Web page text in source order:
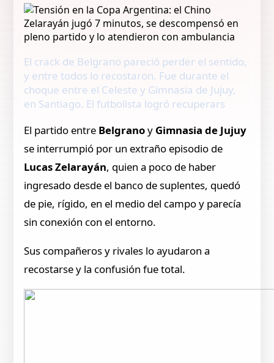
El crack de Belgrano pareció perder el sentido,
y entre todos lo recostaron. Fue durante el
choque entre el Celeste y Gimnasia de Jujuy,
en Santiago. El futbolista logró recuperars
El partido entre Belgranoy Gimnasia de Jujuy
se interrumpió por un extraño episodio de
Lucas Zelarayán, quien a poco de haber
ingresado desde el banco de suplentes, quedó
de pie, rígido, en el medio del campo y parecía
sin conexión con el entorno.
Sus compañeros y rivales lo ayudaron a
recostarse y la confusión fue total.